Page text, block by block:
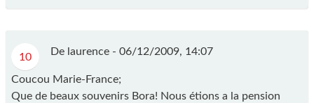
10 De laurence - 06/12/2009, 14:07
Coucou Marie-France;
Que de beaux souvenirs Bora! Nous étions a la pension